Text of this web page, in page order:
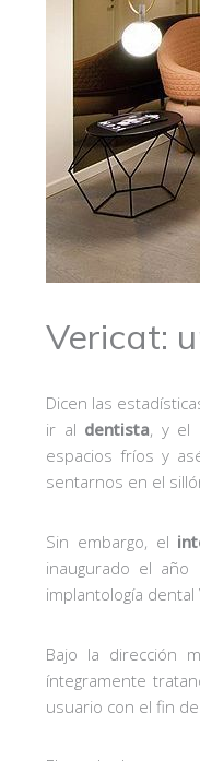
Vericat:
Dicen las
ir al dentista, y el
espacios fríos y
sentarnos en el
Sin embargo, el
inaugurado el
implantología dental
Bajo la dirección
íntegramente
usuario con el fin